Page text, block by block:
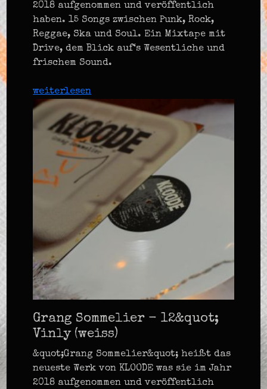
2018 aufgenommen und veröffentlich
haben. 15 Songs zwischen Punk, Rock,
Reggae, Ska und Soul. Ein Mixtape mit
Drive, dem Blick auf‘s Wesentliche und
frischem Sound.
weiterlesen
Grang Sommelier - 12&quot;
Vinly (weiss)
&quot;Grang Sommelier&quot; heißt das
neueste Werk von KLOODE was sie im Jahr
2018 aufgenommen und veröffentlich